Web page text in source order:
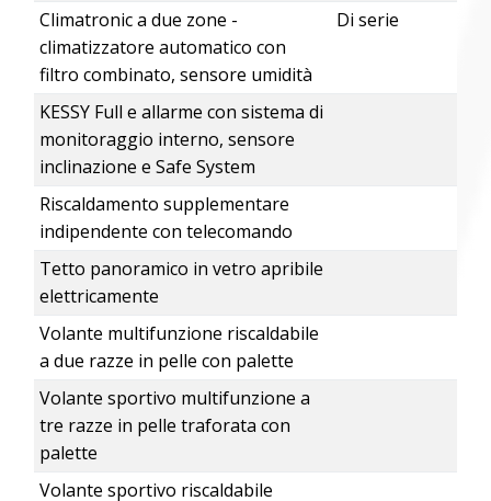
Climatronic a due zone -
climatizzatore automatico con
filtro combinato, sensore umidità
Di serie
KESSY Full e allarme con sistema di
monitoraggio interno, sensore
inclinazione e Safe System
Riscaldamento supplementare
indipendente con telecomando
Tetto panoramico in vetro apribile
elettricamente
Volante multifunzione riscaldabile
a due razze in pelle con palette
Volante sportivo multifunzione a
tre razze in pelle traforata con
palette
Volante sportivo riscaldabile